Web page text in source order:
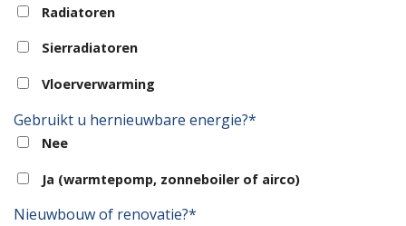
Radiatoren
Sierradiatoren
Vloerverwarming
Gebruikt u hernieuwbare energie?*
Nee
Ja (warmtepomp, zonneboiler of airco)
Nieuwbouw of renovatie?*